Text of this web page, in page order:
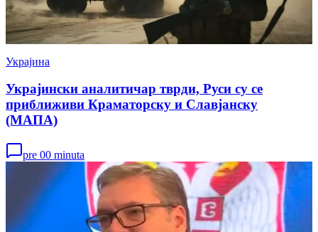
Украјина
Украјински аналитичар тврди, Руси су се
приближиви Краматорску и Славјанску
(МАПА)
pre 00 minuta